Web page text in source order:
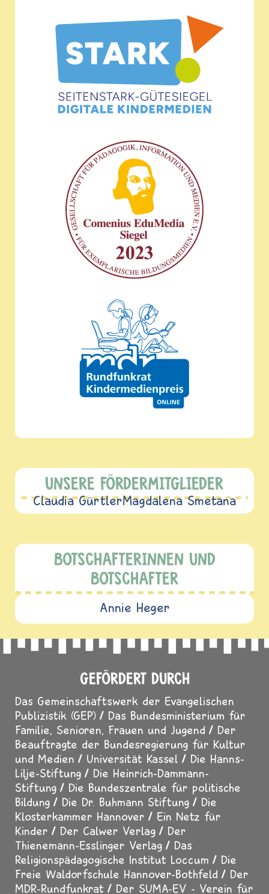
UNSERE FÖRDERMITGLIEDER
Claudia GürtlerMagdalena Smetana
BOTSCHAFTERINNEN UND
BOTSCHAFTER
Annie Heger
GEFÖRDERT DURCH
Das Gemeinschaftswerk der Evangelischen
Publizistik (GEP)
Das Bundesministerium für
Familie, Senioren, Frauen und Jugend
Der
Beauftragte der Bundesregierung für Kultur
und Medien
Universität Kassel
Die Hanns-
Lilje-Stiftung
Die Heinrich-Dammann-
Stiftung
Die Bundeszentrale für politische
Bildung
Die Dr. Buhmann Stiftung
Die
Klosterkammer Hannover
Ein Netz für
Kinder
Der Calwer Verlag
Der
Thienemann-Esslinger Verlag
Das
Religionspädagogische Institut Loccum
Die
Freie Waldorfschule Hannover-Bothfeld
Der
MDR-Rundfunkrat
Der SUMA-EV - Verein für